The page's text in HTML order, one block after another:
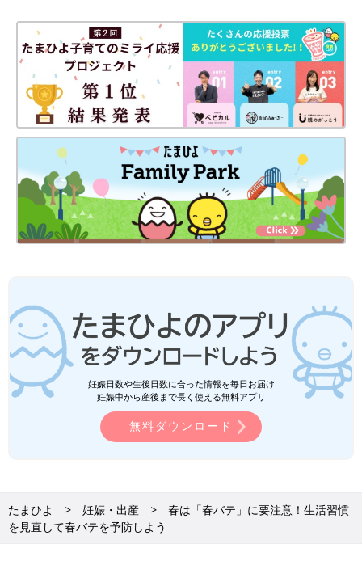
妊娠日数や生後日数に合った情報を毎日お届け
妊娠中から産後まで長く使える無料アプリ
無料ダウンロード
たまひよ 妊娠・出産
春は「春バテ」に要注意！生活習慣
を見直して春バテを予防しよう